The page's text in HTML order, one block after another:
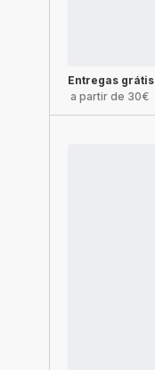
Entregas grátis
a partir de 30€